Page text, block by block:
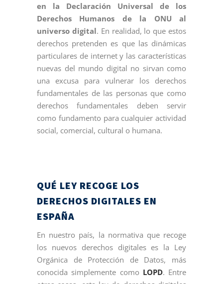
en la Declaración Universal de los
Derechos Humanos de la ONU al
universo digital. En realidad, lo que estos
derechos pretenden es que las dinámicas
particulares de internet y las características
nuevas del mundo digital no sirvan como
una excusa para vulnerar los derechos
fundamentales de las personas que como
derechos fundamentales deben servir
como fundamento para cualquier actividad
social, comercial, cultural o humana.
QUÉ LEY RECOGE LOS
DERECHOS DIGITALES EN
ESPAÑA
En nuestro país, la normativa que recoge
los nuevos derechos digitales es la Ley
Orgánica de Protección de Datos, más
conocida simplemente como LOPD. Entre